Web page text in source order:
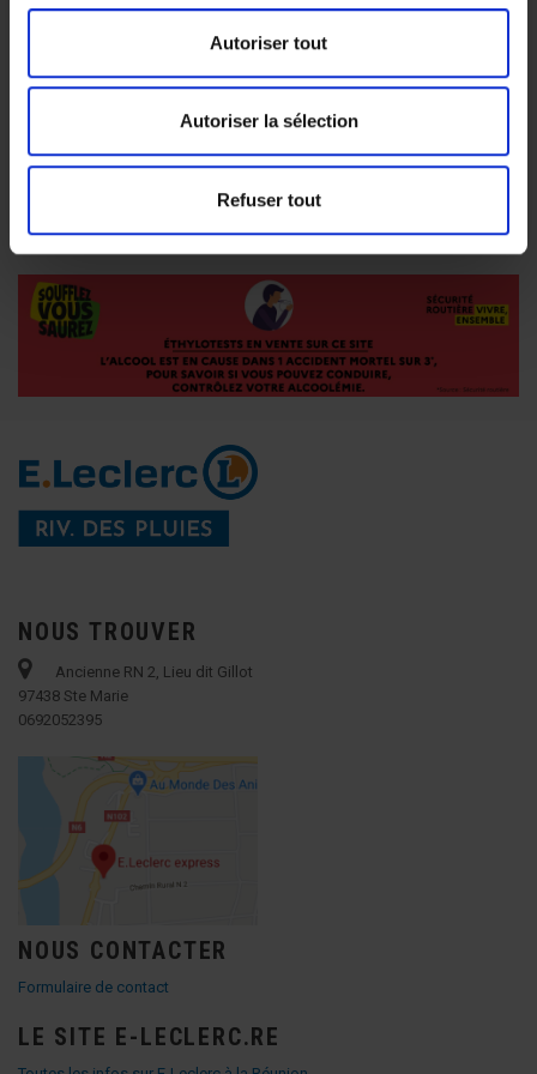
Autoriser tout
Autoriser la sélection
Refuser tout
disposez du droit à portabilité des données personnelles que vous
nous avez fournies et traitées sur la base de votre consentement ou
réclamation auprès de la Commission Nationale Informatique et
de la CNIL (www.cnil.fr). A tout moment vous pouvez exercer
l'ensemble de ces droits auprès de notre service dpo@e-leclerc.re ou
l'adresse suivante GIE DISTRI MASCAREIGNES - Service DPO - CS
NOUS TROUVER
Ancienne RN 2, Lieu dit Gillot
97438 Ste Marie
0692052395
NOUS CONTACTER
Formulaire de contact
LE SITE E-LECLERC.RE